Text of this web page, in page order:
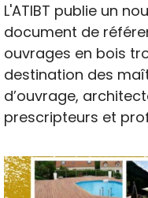
L'ATIBT publie un
document de
ouvrages en bois
destination des
d’ouvrage,
prescripteurs et